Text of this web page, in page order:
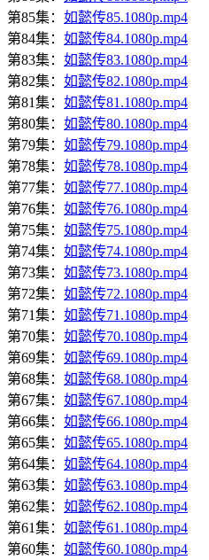
第85集： 如懿传85.1080p.mp4
第84集： 如懿传84.1080p.mp4
第83集： 如懿传83.1080p.mp4
第82集： 如懿传82.1080p.mp4
第81集： 如懿传81.1080p.mp4
第80集： 如懿传80.1080p.mp4
第79集： 如懿传79.1080p.mp4
第78集： 如懿传78.1080p.mp4
第77集： 如懿传77.1080p.mp4
第76集： 如懿传76.1080p.mp4
第75集： 如懿传75.1080p.mp4
第74集： 如懿传74.1080p.mp4
第73集： 如懿传73.1080p.mp4
第72集： 如懿传72.1080p.mp4
第71集： 如懿传71.1080p.mp4
第70集： 如懿传70.1080p.mp4
第69集： 如懿传69.1080p.mp4
第68集： 如懿传68.1080p.mp4
第67集： 如懿传67.1080p.mp4
第66集： 如懿传66.1080p.mp4
第65集： 如懿传65.1080p.mp4
第64集： 如懿传64.1080p.mp4
第63集： 如懿传63.1080p.mp4
第62集： 如懿传62.1080p.mp4
第61集： 如懿传61.1080p.mp4
第60集： 如懿传60.1080p.mp4